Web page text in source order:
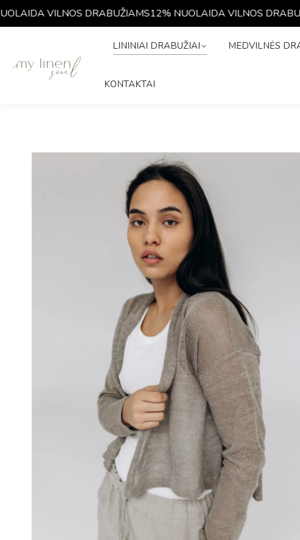
VILNOS DRABUŽIAMS12% NUOLAIDA VILNOS
LININIAI DRABUŽIAI MEDVILNĖS
KONTAKTAI
LININIAI DRABUŽIAI MEDVILNĖS
ISTORIJA KONTAKTAI